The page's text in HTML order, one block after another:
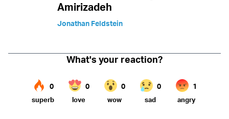
Amirizadeh
Jonathan Feldstein